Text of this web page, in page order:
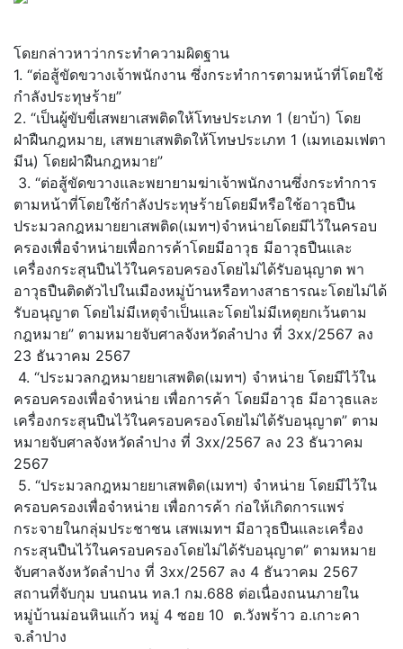
โดยกล่าวหาว่ากระทำความผิดฐาน
1. “ต่อสู้ขัดขวางเจ้าพนักงาน ซึ่งกระทำการตามหน้าที่โดยใช้
กำลังประทุษร้าย”
2. “เป็นผู้ขับขี่เสพยาเสพติดให้โทษประเภท 1 (ยาบ้า) โดย
ฝ่าฝืนกฎหมาย, เสพยาเสพติดให้โทษประเภท 1 (เมทเอมเฟตา
มีน) โดยฝ่าฝืนกฎหมาย”
3. “ต่อสู้ขัดขวางและพยายามฆ่าเจ้าพนักงานซึ่งกระทำการ
ตามหน้าที่โดยใช้กำลังประทุษร้ายโดยมีหรือใช้อาวุธปืน
ประมวลกฎหมายยาเสพติด(เมทฯ)จำหน่ายโดยมีไว้ในครอบ
ครองเพื่อจำหน่ายเพื่อการค้าโดยมีอาวุธ มีอาวุธปืนและ
เครื่องกระสุนปืนไว้ในครอบครองโดยไม่ได้รับอนุญาต พา
อาวุธปืนติดตัวไปในเมืองหมู่บ้านหรือทางสาธารณะโดยไม่ได้
รับอนุญาต โดยไม่มีเหตุจำเป็นและโดยไม่มีเหตุยกเว้นตาม
กฎหมาย” ตามหมายจับศาลจังหวัดลำปาง ที่ 3xx/2567 ลง
23 ธันวาคม 2567
4. “ประมวลกฎหมายยาเสพติด(เมทฯ) จำหน่าย โดยมีไว้ใน
ครอบครองเพื่อจำหน่าย เพื่อการค้า โดยมีอาวุธ มีอาวุธและ
เครื่องกระสุนปืนไว้ในครอบครองโดยไม่ได้รับอนุญาต” ตาม
หมายจับศาลจังหวัดลำปาง ที่ 3xx/2567 ลง 23 ธันวาคม
2567
5. “ประมวลกฎหมายยาเสพติด(เมทฯ) จำหน่าย โดยมีไว้ใน
ครอบครองเพื่อจำหน่าย เพื่อการค้า ก่อให้เกิดการแพร่
กระจายในกลุ่มประชาชน เสพเมทฯ มีอาวุธปืนและเครื่อง
กระสุนปืนไว้ในครอบครองโดยไม่ได้รับอนุญาต” ตามหมาย
จับศาลจังหวัดลำปาง ที่ 3xx/2567 ลง 4 ธันวาคม 2567
สถานที่จับกุม บนถนน ทล.1 กม.688 ต่อเนื่องถนนภายใน
หมู่บ้านม่อนหินแก้ว หมู่ 4 ซอย 10 ต.วังพร้าว อ.เกาะคา
จ.ลำปาง